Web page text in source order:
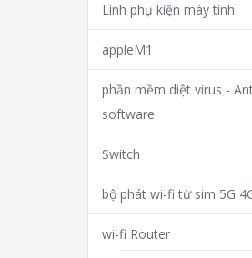
Linh phụ kiện máy tính
appleM1
phần mềm diệt virus -
software
Switch
bộ phát wi-fi từ sim 5G
wi-fi Router